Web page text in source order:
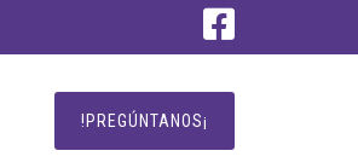
!PREGÚNTANOS¡